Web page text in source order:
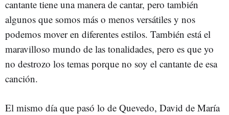
cantante tiene una manera de cantar, pero también
algunos que somos más o menos versátiles y nos
podemos mover en diferentes estilos. También está el
maravilloso mundo de las tonalidades, pero es que yo
no destrozo los temas porque no soy el cantante de esa
canción.
El mismo día que pasó lo de Quevedo, David de María